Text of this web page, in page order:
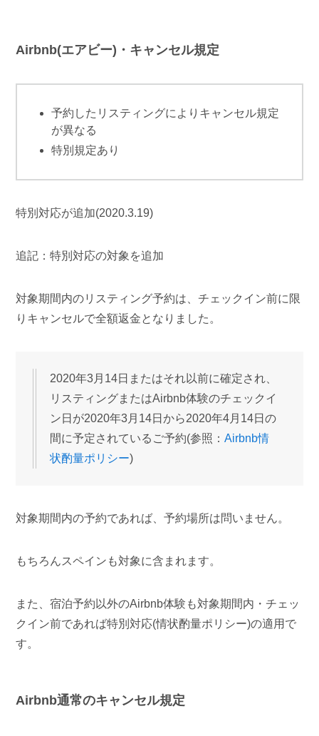
Airbnb(エアビー)・キャンセル規定
予約したリスティングによりキャンセル規定
が異なる
特別規定あり
特別対応が追加(2020.3.19)
追記：特別対応の対象を追加
対象期間内のリスティング予約は、チェックイン前に限
りキャンセルで全額返金となりました。
2020年3月14日またはそれ以前に確定され、
リスティングまたはAirbnb体験のチェックイ
ン日が2020年3月14日から2020年4月14日の
間に予定されているご予約(参照：Airbnb情
状酌量ポリシー)
対象期間内の予約であれば、予約場所は問いません。
もちろんスペインも対象に含まれます。
また、宿泊予約以外のAirbnb体験も対象期間内・チェッ
クイン前であれば特別対応(情状酌量ポリシー)の適用で
す。
Airbnb通常のキャンセル規定